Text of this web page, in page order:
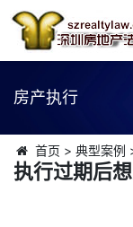
房产执行
首页 > 典型案例
执行过期后